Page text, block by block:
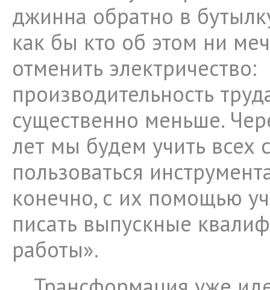
джинна обратно в
как бы кто об этом ни
отменить электричество:
производительность
существенно меньше.
лет мы будем учить всех
пользоваться
конечно, с их помощью
писать выпускные
работы».